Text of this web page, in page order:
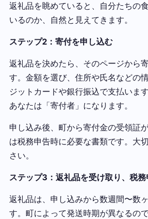
返礼品を眺めていると、自分たちの
いるのか、自然と見えてきます。
ステップ2：寄付を申し込む
返礼品を決めたら、そのページから
す。金額を選び、住所や氏名などの
ジットカードや銀行振込で支払いま
あなたは「寄付者」になります。
申し込み後、町から寄付金の受領証
は税務申告時に必要な書類です。大
さい。
ステップ3：返礼品を受け取り、税務
返礼品は、申し込みから数週間〜数
す。町によって発送時期が異なるの